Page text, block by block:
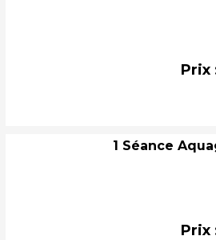
Prix
1 Séance
Prix